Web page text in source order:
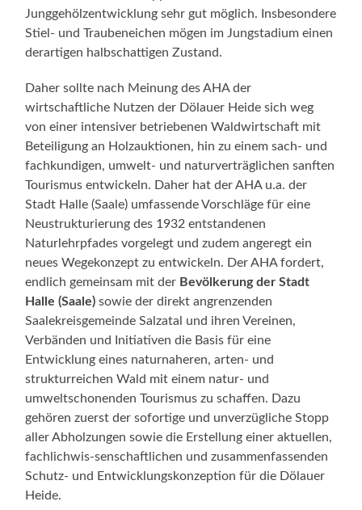
Junggehölzentwicklung sehr gut möglich. Insbesondere
Stiel- und Traubeneichen mögen im Jungstadium einen
derartigen halbschattigen Zustand.
Daher sollte nach Meinung des AHA der
wirtschaftliche Nutzen der Dölauer Heide sich weg
von einer intensiver betriebenen Waldwirtschaft mit
Beteiligung an Holzauktionen, hin zu einem sach- und
fachkundigen, umwelt- und naturverträglichen sanften
Tourismus entwickeln. Daher hat der AHA u.a. der
Stadt Halle (Saale) umfassende Vorschläge für eine
Neustrukturierung des 1932 entstandenen
Naturlehrpfades vorgelegt und zudem angeregt ein
neues Wegekonzept zu entwickeln. Der AHA fordert,
endlich gemeinsam mit der Bevölkerung der Stadt
Halle (Saale)sowie der direkt angrenzenden
Saalekreisgemeinde Salzatal und ihren Vereinen,
Verbänden und Initiativen die Basis für eine
Entwicklung eines naturnaheren, arten- und
strukturreichen Wald mit einem natur- und
umweltschonenden Tourismus zu schaffen. Dazu
gehören zuerst der sofortige und unverzügliche Stopp
aller Abholzungen sowie die Erstellung einer aktuellen,
fachlichwis-senschaftlichen und zusammenfassenden
Schutz- und Entwicklungskonzeption für die Dölauer
Heide.